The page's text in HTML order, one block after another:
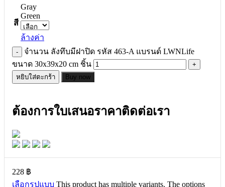
สี
Gray
Green
ล้างค่า
จำนวน ลังทึบมีฝาปิด รหัส 463-A แบรนด์ LWNLife
ขนาด 30x39x20 cm ชิ้น
หยิบใส่ตะกร้า Buy now
ต้องการใบเสนอราคาติดต่อเรา
228 ฿
เลือกรูปแบบ This product has multiple variants. The options